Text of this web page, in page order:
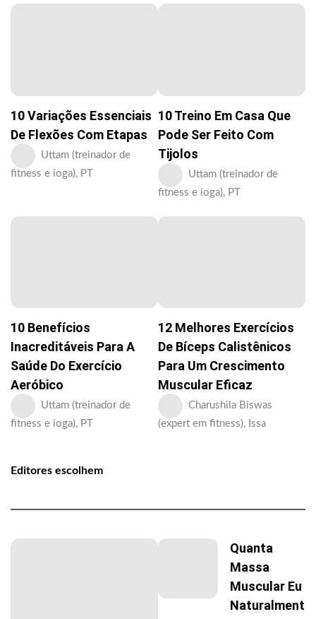
10 Variações Essenciais
De Flexões Com Etapas
Uttam (treinador de
fitness e ioga), PT
10 Treino Em Casa Que
Pode Ser Feito Com
Tijolos
Uttam (treinador de
fitness e ioga), PT
10 Benefícios
Inacreditáveis Para A
Saúde Do Exercício
Aeróbico
Uttam (treinador de
fitness e ioga), PT
12 Melhores Exercícios
De Bíceps Calistênicos
Para Um Crescimento
Muscular Eficaz
Charushila Biswas
(expert em fitness), Issa
Editores escolhem
Quanta
Massa
Muscular Eu
Naturalment